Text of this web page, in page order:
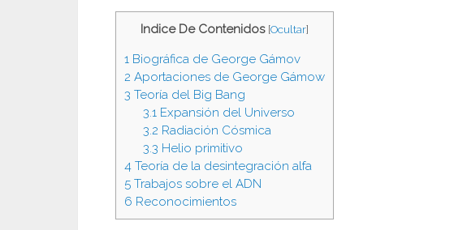
Indice De Contenidos [Ocultar]
1 Biográfica de George Gámov
2 Aportaciones de George Gámow
3 Teoría del Big Bang
3.1Expansión del Universo
3.2 Radiación Cósmica
3.3 Helio primitivo
4 Teoría de la desintegración alfa
5 Trabajos sobre el ADN
6 Reconocimientos